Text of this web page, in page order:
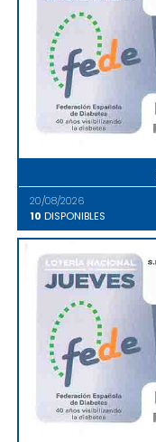
20/08/2026
10 DISPONIBLES